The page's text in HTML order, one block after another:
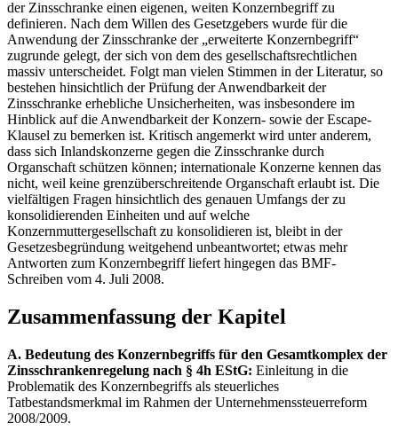
der Zinsschranke einen eigenen, weiten Konzernbegriff zu
definieren. Nach dem Willen des Gesetzgebers wurde für die
Anwendung der Zinsschranke der „erweiterte Konzernbegriff“
zugrunde gelegt, der sich von dem des gesellschaftsrechtlichen
massiv unterscheidet. Folgt man vielen Stimmen in der Literatur, so
bestehen hinsichtlich der Prüfung der Anwendbarkeit der
Zinsschranke erhebliche Unsicherheiten, was insbesondere im
Hinblick auf die Anwendbarkeit der Konzern- sowie der Escape-
Klausel zu bemerken ist. Kritisch angemerkt wird unter anderem,
dass sich Inlandskonzerne gegen die Zinsschranke durch
Organschaft schützen können; internationale Konzerne kennen das
nicht, weil keine grenzüberschreitende Organschaft erlaubt ist. Die
vielfältigen Fragen hinsichtlich des genauen Umfangs der zu
konsolidierenden Einheiten und auf welche
Konzernmuttergesellschaft zu konsolidieren ist, bleibt in der
Gesetzesbegründung weitgehend unbeantwortet; etwas mehr
Antworten zum Konzernbegriff liefert hingegen das BMF-
Schreiben vom 4. Juli 2008.
Zusammenfassung der Kapitel
A. Bedeutung des Konzernbegriffs für den Gesamtkomplex der
Zinsschrankenregelung nach § 4h EStG: Einleitung in die
Problematik des Konzernbegriffs als steuerliches
Tatbestandsmerkmal im Rahmen der Unternehmenssteuerreform
2008/2009.